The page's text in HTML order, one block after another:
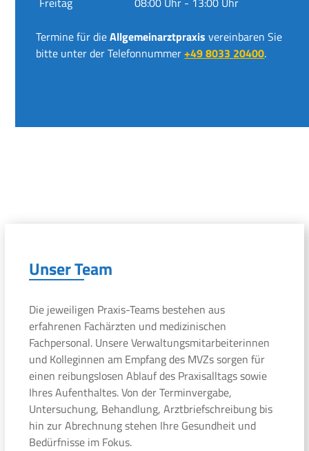
Termine für dieAllgemeinarztpraxis vereinbaren Sie
bitte unter der Telefonnummer+49 8033 20400.
Unser Team
Die jeweiligen Praxis-Teams bestehen aus
erfahrenen Fachärzten und medizinischen
Fachpersonal. Unsere Verwaltungsmitarbeiterinnen
und Kolleginnen am Empfang des MVZs sorgen für
einen reibungslosen Ablauf des Praxisalltags sowie
Ihres Aufenthaltes. Von der Terminvergabe,
Untersuchung, Behandlung, Arztbriefschreibung bis
hin zur Abrechnung stehen Ihre Gesundheit und
Bedürfnisse im Fokus.